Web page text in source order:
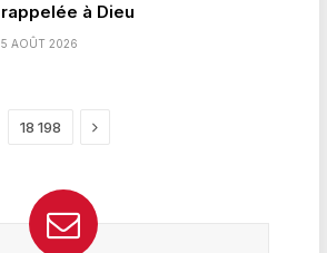
rappelée à Dieu
5 AOÛT 2026
18 198 Next